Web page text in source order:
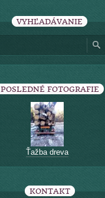
VYHĽADÁVANIE
POSLEDNÉ FOTOGRAFIE
Ťažba dreva
KONTAKT